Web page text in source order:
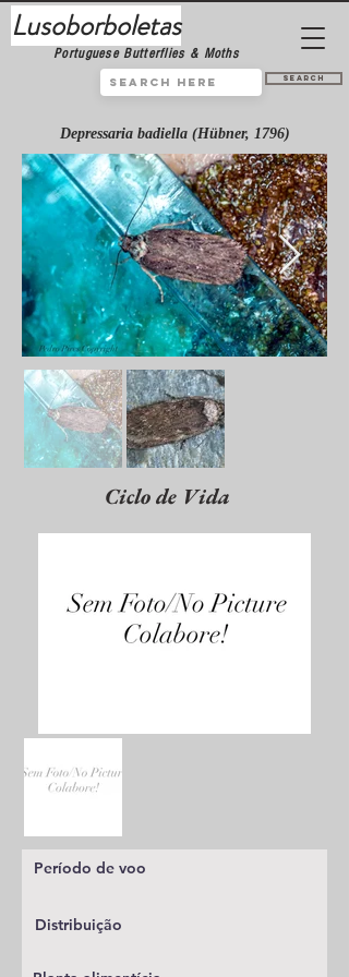
Lusoborboletas
Portuguese Butterflies & Moths
Search
Depressaria badiella (Hübner, 1796)
Ciclo de Vida
Período de voo
Distribuição